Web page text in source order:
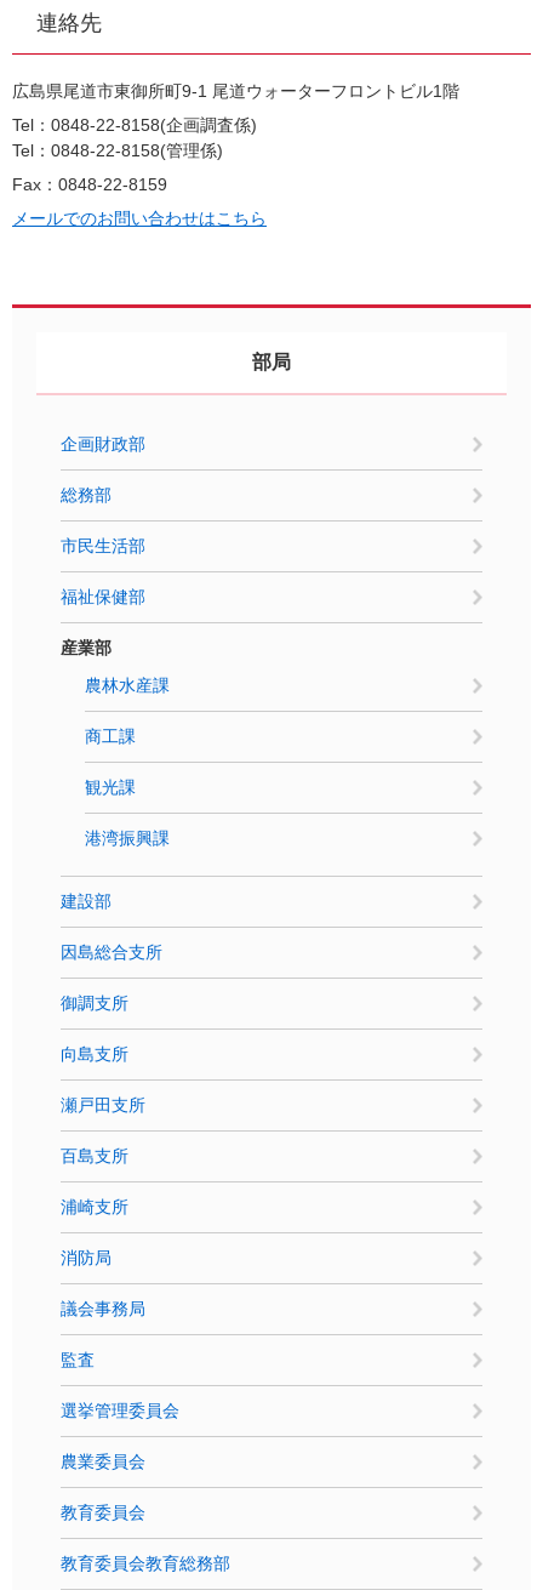
連絡先
広島県尾道市東御所町9-1 尾道ウォーターフロントビル1階
Tel：0848-22-8158 企画調査係
Tel：0848-22-8158 管理係
Fax：0848-22-8159
メールでのお問い合わせはこちら
部局
企画財政部
総務部
市民生活部
福祉保健部
産業部
農林水産課
商工課
観光課
港湾振興課
建設部
因島総合支所
御調支所
向島支所
瀬戸田支所
百島支所
浦崎支所
消防局
議会事務局
監査
選挙管理委員会
農業委員会
教育委員会
教育委員会教育総務部